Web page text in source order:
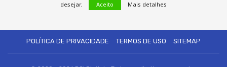
POLÍTICA DE PRIVACIDADE
TERMOS DE USO SITEMAP
desejar.
Aceito Mais detalhes